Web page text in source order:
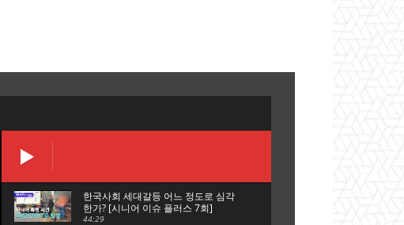
한국사회 세대갈등 어느 정도로 심각
한가? [시니어 이슈 플러스 7회]
44:29